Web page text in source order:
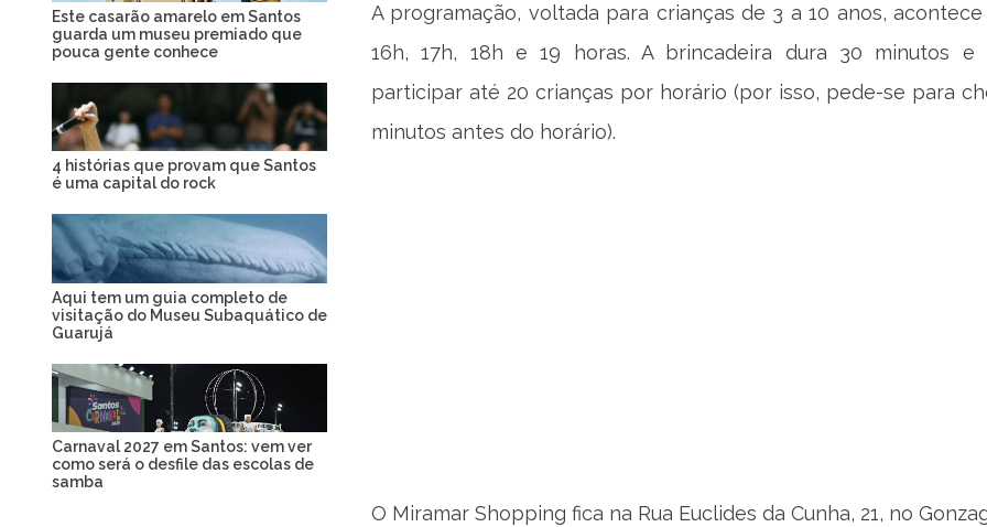
A programação, voltada para crianças de 3 a 10 anos, acontece
16h, 17h, 18h e 19 horas. A brincadeira dura 30 minutos e
participar até 20 crianças por horário (por isso, pede-se para
minutos antes do horário).
O Miramar Shopping fica na Rua Euclides da Cunha, 21, no
Este casarão amarelo em Santos
guarda um museu premiado que
pouca gente conhece
4 histórias que provam que Santos
é uma capital do rock
Aqui tem um guia completo de
visitação do Museu Subaquático de
Guarujá
Carnaval 2027 em Santos: vem ver
como será o desfile das escolas de
samba